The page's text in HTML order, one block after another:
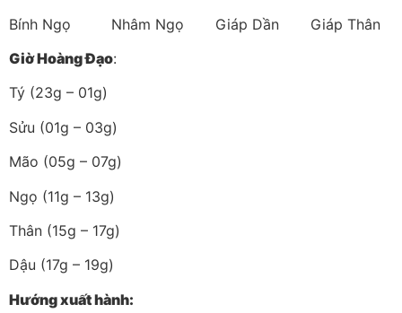
Bính Ngọ Nhâm Ngọ Giáp Dần Giáp Thân
Giờ Hoàng Đạo:
Tý (23g – 01g)
Sửu (01g – 03g)
Mão (05g – 07g)
Ngọ (11g – 13g)
Thân (15g – 17g)
Dậu (17g – 19g)
Hướng xuất hành: